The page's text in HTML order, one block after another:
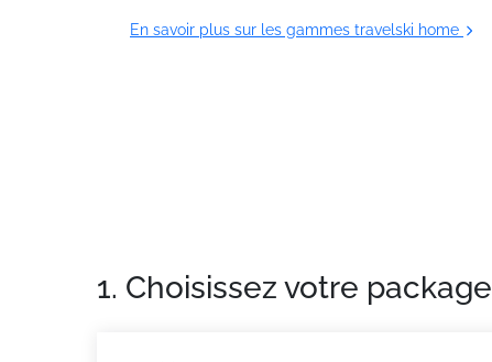
En savoir plus sur les gammes travelski home
1. Choisissez votre package